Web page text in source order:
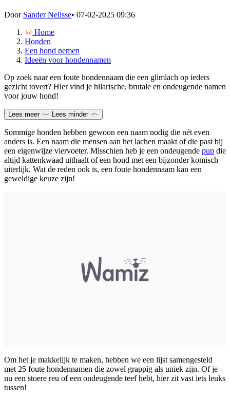
Door Sander Nelisse• 07-02-2025 09:36
Home
Honden
Een hond nemen
Ideeën voor hondennamen
Op zoek naar een foute hondennaam die een glimlach op ieders
gezicht tovert? Hier vind je hilarische, brutale en ondeugende namen
voor jouw hond!
Lees meer Lees minder
Sommige honden hebben gewoon een naam nodig die nét even
anders is. Een naam die mensen aan het lachen maakt of die past bij
een eigenwijze viervoeter. Misschien heb je een ondeugende pup die
altijd kattenkwaad uithaalt of een hond met een bijzonder komisch
uiterlijk. Wat de reden ook is, een foute hondennaam kan een
geweldige keuze zijn!
Om het je makkelijk te maken, hebben we een lijst samengesteld
met 25 foute hondennamen die zowel grappig als uniek zijn. Of je
nu een stoere reu of een ondeugende teef hebt, hier zit vast iets leuks
tussen!